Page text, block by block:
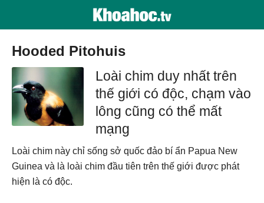
Hooded Pitohuis
Loài chim duy nhất trên
thế giới có độc, chạm vào
lông cũng có thể mất
mạng
Loài chim này chỉ sống sở quốc đảo bí ẩn Papua New
Guinea và là loài chim đầu tiên trên thế giới được phát
hiện là có độc.